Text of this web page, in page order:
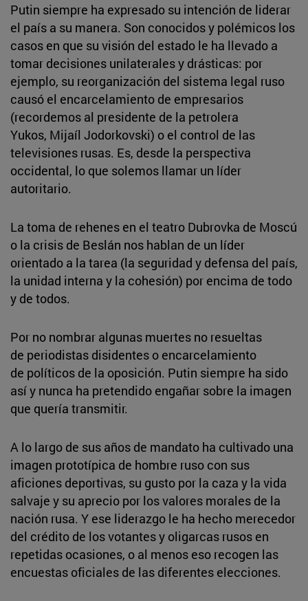
Putin siempre ha expresado su intención de liderar
el país a su manera. Son conocidos y polémicos los
casos en que su visión del estado le ha llevado a
tomar decisiones unilaterales y drásticas: por
ejemplo, su reorganización del sistema legal ruso
causó el encarcelamiento de empresarios
(recordemos al presidente de la petrolera
Yukos, Mijaíl Jodorkovski) o el control de las
televisiones rusas. Es, desde la perspectiva
occidental, lo que solemos llamar un líder
autoritario.
La toma de rehenes en el teatro Dubrovka de Moscú
o la crisis de Beslán nos hablan de un líder
orientado a la tarea (la seguridad y defensa del país,
la unidad interna y la cohesión) por encima de todo
y de todos.
Por no nombrar algunas muertes no resueltas
de periodistas disidentes o encarcelamiento
de políticos de la oposición. Putin siempre ha sido
así y nunca ha pretendido engañar sobre la imagen
que quería transmitir.
A lo largo de sus años de mandato ha cultivado una
imagen prototípica de hombre ruso con sus
aficiones deportivas, su gusto por la caza y la vida
salvaje y su aprecio por los valores morales de la
nación rusa. Y ese liderazgo le ha hecho merecedor
del crédito de los votantes y oligarcas rusos en
repetidas ocasiones, o al menos eso recogen las
encuestas oficiales de las diferentes elecciones.